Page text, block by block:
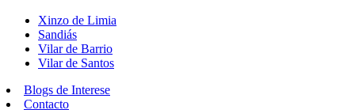
Xinzo de Limia
Sandiás
Vilar de Barrio
Vilar de Santos
Blogs de Interese
Contacto